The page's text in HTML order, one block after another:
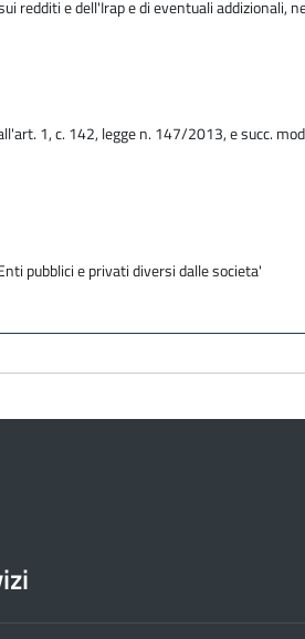
e dell'Irap e di eventuali addizionali,
1, c. 142, legge n. 147/2013, e succ.
pubblici e privati diversi dalle societa'